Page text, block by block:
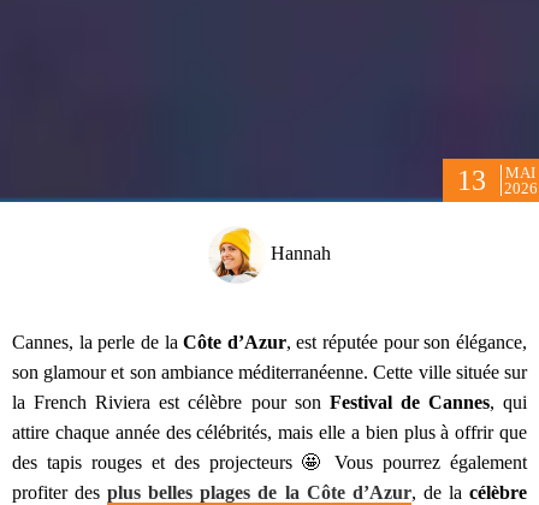
13
MAI
2026
Hannah
Cannes, la perle de laCôte d’Azur, est réputée pour son élégance,
son glamour et son ambiance méditerranéenne. Cette ville située sur
la French Riviera est célèbre pour son Festival de Cannes, qui
attire chaque année des célébrités, mais elle a bien plus à offrir que
des tapis rouges et des projecteurs 🤩 Vous pourrez également
profiter desplus belles plages de la Côte d’Azur, de lacélèbre